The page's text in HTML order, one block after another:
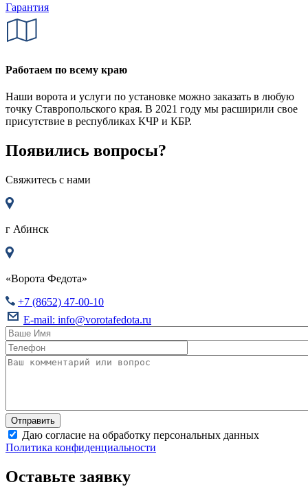
Гарантия
Работаем по всему краю
Наши ворота и услуги по установке можно заказать в любую
точку Ставропольского края. В 2021 году мы расширили свое
присутствие в республиках КЧР и КБР.
Появились вопросы?
Свяжитесь с нами
г Абинск
«Ворота Федота»
+7 (8652) 47-00-10
E-mail: info@vorotafedota.ru
Даю согласие на обработку персональных данных
Политика конфиденциальности
Оставьте заявку